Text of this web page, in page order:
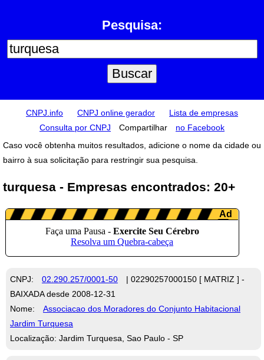
Pesquisa:
CNPJ.info CNPJ online gerador
Lista de empresas
Consulta por CNPJ
Compartilhar
no Facebook
Caso você obtenha muitos resultados, adicione o nome da cidade ou
bairro à sua solicitação para restringir sua pesquisa.
turquesa - Empresas encontrados: 20+
CNPJ: 02.290.257/0001-50
| 02290257000150 [ MATRIZ ] -
BAIXADA desde 2008-12-31
Nome:
Associacao dos Moradores do Conjunto Habitacional
Jardim Turquesa
Localização: Jardim Turquesa, Sao Paulo - SP